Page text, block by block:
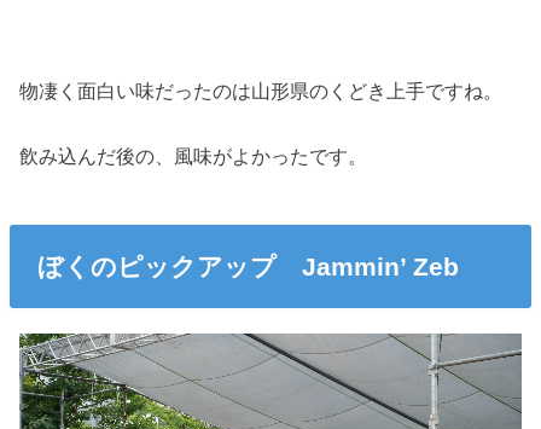
物凄く面白い味だったのは山形県のくどき上手ですね。
飲み込んだ後の、風味がよかったです。
ぼくのピックアップ Jammin’ Zeb